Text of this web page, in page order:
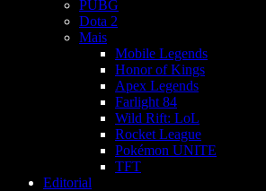
PUBG
Dota 2
Mais
Mobile Legends
Honor of Kings
Apex Legends
Farlight 84
Wild Rift: LoL
Rocket League
Pokémon UNITE
TFT
Editorial